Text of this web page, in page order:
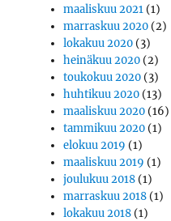
maaliskuu 2021 (1)
marraskuu 2020 (2)
lokakuu 2020 (3)
heinäkuu 2020 (2)
toukokuu 2020 (3)
huhtikuu 2020 (13)
maaliskuu 2020 (16)
tammikuu 2020 (1)
elokuu 2019 (1)
maaliskuu 2019 (1)
joulukuu 2018 (1)
marraskuu 2018 (1)
lokakuu 2018 (1)